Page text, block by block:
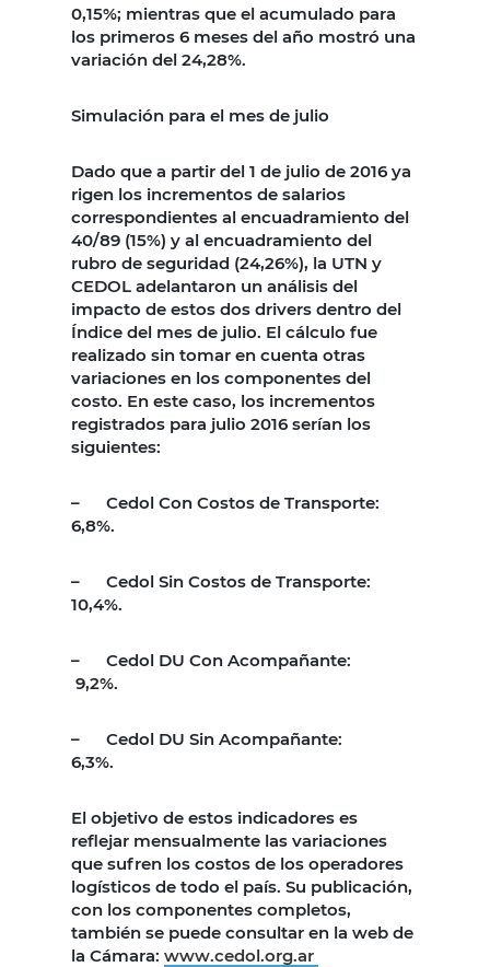
0,15%; mientras que el acumulado para
los primeros 6 meses del año mostró una
variación del 24,28%.
Simulación para el mes de julio
Dado que a partir del 1 de julio de 2016 ya
rigen los incrementos de salarios
correspondientes al encuadramiento del
40/89 (15%) y al encuadramiento del
rubro de seguridad (24,26%), la UTN y
CEDOL adelantaron un análisis del
impacto de estos dos drivers dentro del
Índice del mes de julio. El cálculo fue
realizado sin tomar en cuenta otras
variaciones en los componentes del
costo. En este caso, los incrementos
registrados para julio 2016 serían los
siguientes:
–
Cedol Con Costos de Transporte:
6,8%.
–
Cedol Sin Costos de Transporte:
10,4%.
–
Cedol DU Con Acompañante:
9,2%.
–
Cedol DU Sin Acompañante:
6,3%.
El objetivo de estos indicadores es
reflejar mensualmente las variaciones
que sufren los costos de los operadores
logísticos de todo el país. Su publicación,
con los componentes completos,
también se puede consultar en la web de
la Cámara: www.cedol.org.ar